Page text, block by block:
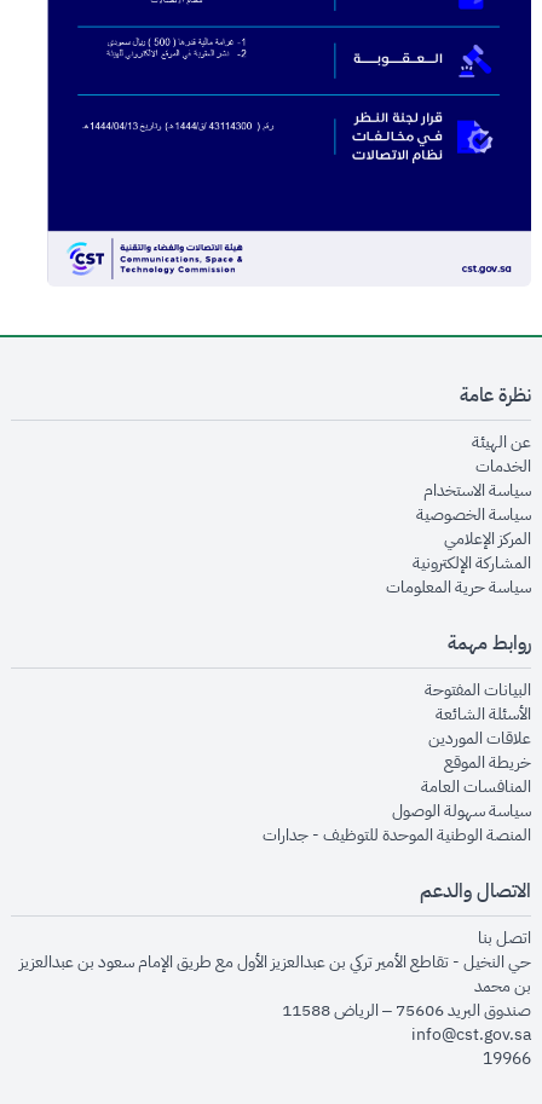
نظرة عامة
عن الهيئةopens in new window
الخدماتopens in new window
سياسة الاستخدام
سياسة الخصوصيةopens in new window
المركز الإعلاميopens in new window
المشاركة الإلكترونيةopens in new window
سياسة حرية المعلوماتopens in new window
روابط مهمة
البيانات المفتوحةopens in new window
الأسئلة الشائعةopens in new window
علاقات الموردينopens in new window
خريطة الموقعopens in new window
المنافسات العامةopens in new window
سياسة سهولة الوصولopens in new window
المنصة الوطنية الموحدة للتوظيف - جداراتopens in new window
الاتصال والدعم
اتصل بنا
حي النخيل - تقاطع الأمير تركي بن عبدالعزيز الأول مع طريق الإمام سعود بن عبدالعزيز
بن محمد
صندوق البريد 75606 – الرياض 11588
info@cst.gov.sa
19966